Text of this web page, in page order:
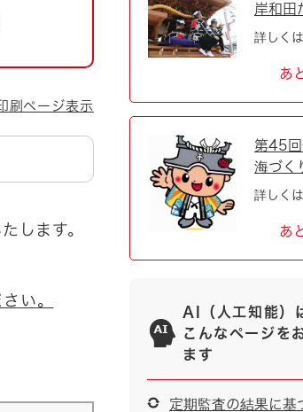
刷ページ表示
します。
い。
岸和田
詳しく
あ
第45
海づく
詳しく
あ
AI（人工知能）
こんなページを
ます
定期監査の結果に基